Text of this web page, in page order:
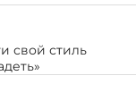
свой стиль